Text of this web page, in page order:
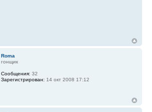
Roma
гонщик
Сообщения: 32
Зарегистрирован: 14 окт 2008 17:12